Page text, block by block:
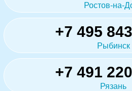
Ростов-на-
+7 495
Рыбинск
+7 491
Рязань